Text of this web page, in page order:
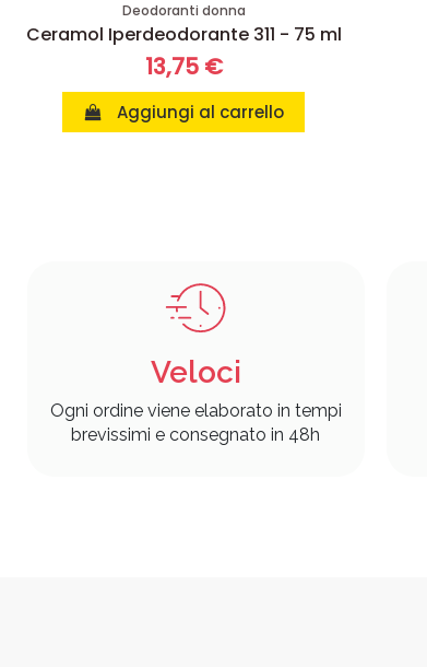
Deodoranti donna
Ceramol Iperdeodorante 311 - 75 ml
13,75 €
Aggiungi al carrello
Veloci
Ogni ordine viene elaborato in tempi
brevissimi e consegnato in 48h